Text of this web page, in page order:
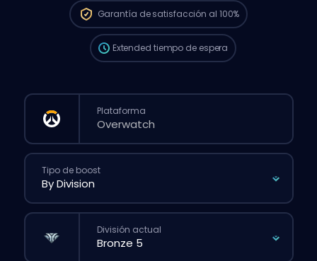
Garantía desatisfacción al 100%
que si hicieras un pedido normal desde la
web.
Extended tiempo de espera
Plataforma
Tipo de boost
División actual